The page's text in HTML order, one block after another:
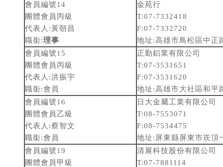
會員編號14
團體會員丙級
代表人:黃朝昌
職銜:理事
金苑行
T:07-7332418
F:07-7332720
地址:高雄市鳥松區中正
會員編號15
團體會員丙級
代表人:洪振宇
職銜:會員
正勤鋁業有限公司
T:07-3531651
F:07-3531620
地址:高雄市大社區和平
會員編號16
團體會員乙級
代表人:蔡智文
職銜:會員
日大金屬工業有限公司
T:08-7553071
F:08-7534475
地址:屏東縣屏東市崁頂
會員編號19
團體會員甲級
清展科技股份有限公司
T:07-7881114